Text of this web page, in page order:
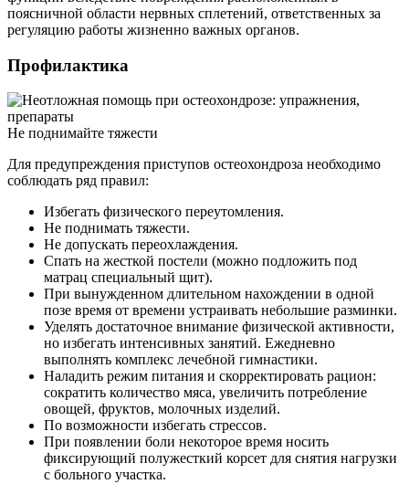
поясничной области нервных сплетений, ответственных за
регуляцию работы жизненно важных органов.
Профилактика
Не поднимайте тяжести
Для предупреждения приступов остеохондроза необходимо
соблюдать ряд правил:
Избегать физического переутомления.
Не поднимать тяжести.
Не допускать переохлаждения.
Спать на жесткой постели (можно подложить под
матрац специальный щит).
При вынужденном длительном нахождении в одной
позе время от времени устраивать небольшие разминки.
Уделять достаточное внимание физической активности,
но избегать интенсивных занятий. Ежедневно
выполнять комплекс лечебной гимнастики.
Наладить режим питания и скорректировать рацион:
сократить количество мяса, увеличить потребление
овощей, фруктов, молочных изделий.
По возможности избегать стрессов.
При появлении боли некоторое время носить
фиксирующий полужесткий корсет для снятия нагрузки
с больного участка.